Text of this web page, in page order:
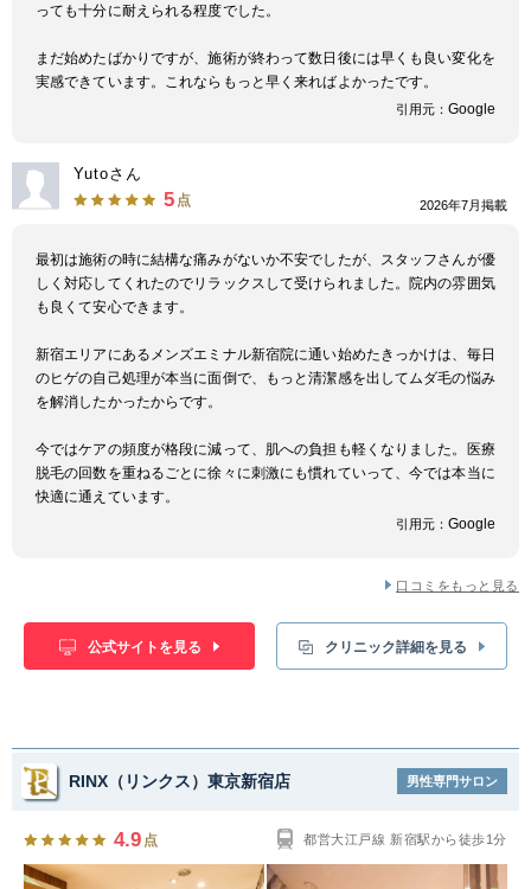
っても十分に耐えられる程度でした。
まだ始めたばかりですが、施術が終わって数日後には早くも良い変化を
実感できています。これならもっと早く来ればよかったです。
引用元： Google
Yutoさん
5 点 2026年7月掲載
最初は施術の時に結構な痛みがないか不安でしたが、スタッフさんが優
しく対応してくれたのでリラックスして受けられました。院内の雰囲気
も良くて安心できます。
新宿エリアにあるメンズエミナル新宿院に通い始めたきっかけは、毎日
のヒゲの自己処理が本当に面倒で、もっと清潔感を出してムダ毛の悩み
を解消したかったからです。
今ではケアの頻度が格段に減って、肌への負担も軽くなりました。医療
脱毛の回数を重ねるごとに徐々に刺激にも慣れていって、今では本当に
快適に通えています。
引用元： Google
口コミをもっと見る
公式サイトを見る クリニック詳細を見る
RINX（リンクス）東京新宿店 男性専門サロン
4.9 点 都営大江戸線 新宿駅から徒歩1分